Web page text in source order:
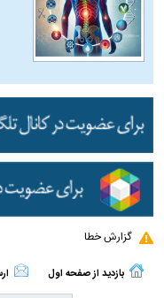
گزارش خطا
بازدید از صفحه اول